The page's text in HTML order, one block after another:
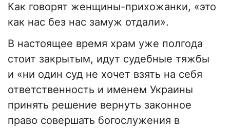
Как говорят женщины-прихожанки, «это
как нас без нас замуж отдали».
В настоящее время храм уже полгода
стоит закрытым, идут судебные тяжбы
и «ни один суд не хочет взять на себя
ответственность и именем Украины
принять решение вернуть законное
право совершать богослужения в